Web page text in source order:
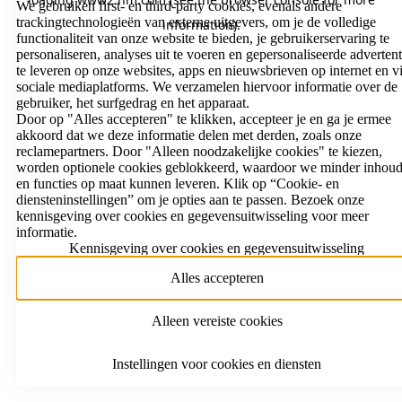
information).
We gebruiken first- en third-party cookies, evenals andere
trackingtechnologieën van externe uitgevers, om je de volledige
functionaliteit van onze website te bieden, je gebruikerservaring te
personaliseren, analyses uit te voeren en gepersonaliseerde
te leveren op onze websites, apps en nieuwsbrieven op internet en
sociale mediaplatforms. We verzamelen hiervoor informatie over de
gebruiker, het surfgedrag en het apparaat.
Door op "Alles accepteren" te klikken, accepteer je en ga je ermee
akkoord dat we deze informatie delen met derden, zoals onze
reclamepartners. Door "Alleen noodzakelijke cookies" te kiezen,
worden optionele cookies geblokkeerd, waardoor we minder inhoud
en functies op maat kunnen leveren. Klik op “Cookie- en
diensteninstellingen” om je opties aan te passen. Bezoek onze
kennisgeving over cookies en gegevensuitwisseling voor meer
informatie.
Kennisgeving over cookies en gegevensuitwisseling
Alles accepteren
Alleen vereiste cookies
Instellingen voor cookies en diensten